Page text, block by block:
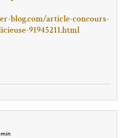
blog.com/article-concours-
91945211.html
min